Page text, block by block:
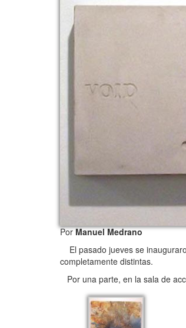
PorManuel Medrano
El pasado jueves se
completamente distintas.
Por una parte, en la sala de